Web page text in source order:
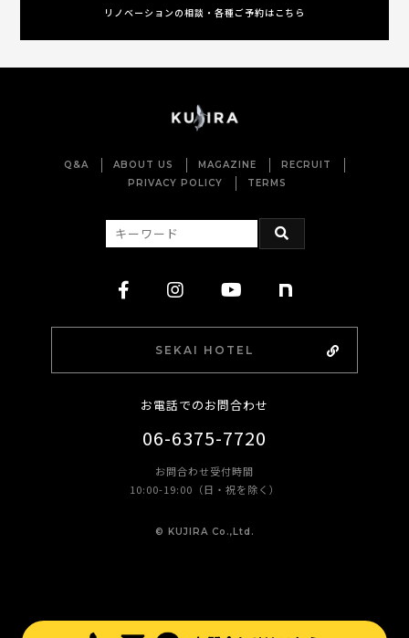
リノベーションの相談・各種ご予約はこちら
Q&A ABOUT US MAGAZINE
RECRUIT
PRIVACY POLICY
TERMS
SEKAI HOTEL
お電話でのお問合わせ
06-6375-7720
お問合わせ受付時間
10:00-19:00（日・祝を除く）
©︎ KUJIRA Co.,Ltd.